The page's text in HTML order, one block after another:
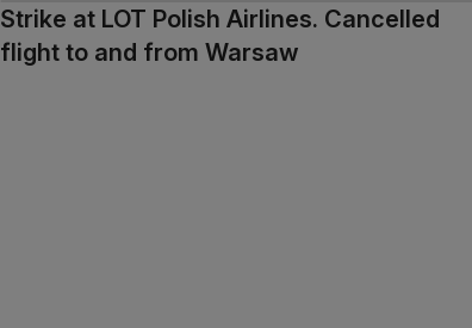
Strike at LOT Polish Airlines. Cancelled
flight to and from Warsaw